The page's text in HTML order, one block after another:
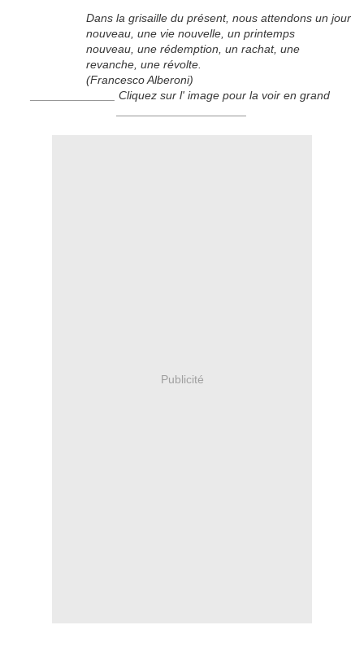
Dans la grisaille du présent, nous attendons un jour
nouveau, une vie nouvelle, un printemps
nouveau, une rédemption, un rachat, une
revanche, une révolte.
(Francesco Alberoni)
_____________ Cliquez sur l' image pour la voir en grand
Publicité